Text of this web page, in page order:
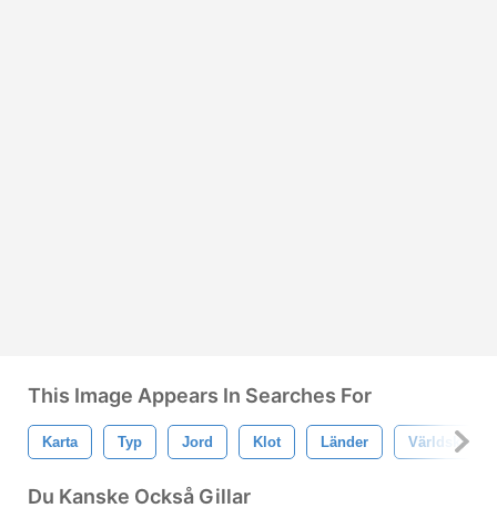
This Image Appears In Searches For
Karta Typ Jord Klot Länder Världskart
Du Kanske Också Gillar